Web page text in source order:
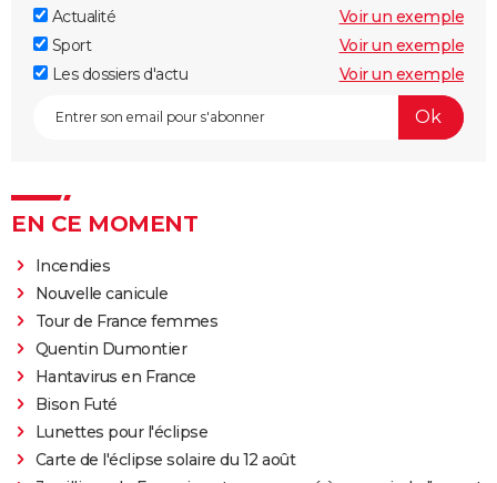
Actualité
Voir un exemple
Sport
Voir un exemple
Les dossiers d'actu
Voir un exemple
EN CE MOMENT
Incendies
Nouvelle canicule
Tour de France femmes
Quentin Dumontier
Hantavirus en France
Bison Futé
Lunettes pour l'éclipse
Carte de l'éclipse solaire du 12 août